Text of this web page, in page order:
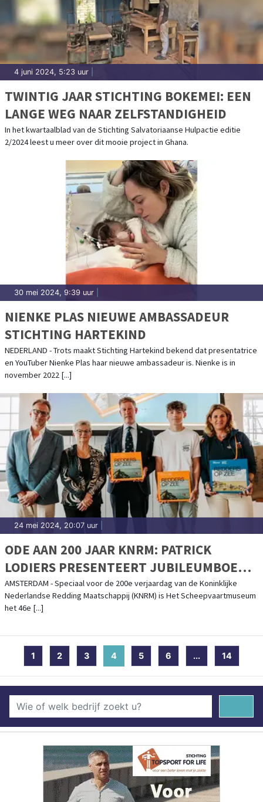
4 juni 2024, 5:23 uur
TWINTIG JAAR STICHTING BOKEMEI: EEN
LANGE WEG NAAR ZELFSTANDIGHEID
In het kwartaalblad van de Stichting Salvatoriaanse Hulpactie editie
2/2024 leest u meer over dit mooie project in Ghana.
30 mei 2024, 9:39 uur
NIENKE PLAS NIEUWE AMBASSADEUR
STICHTING HARTEKIND
NEDERLAND - Trots maakt Stichting Hartekind bekend dat presentatrice
en YouTuber Nienke Plas haar nieuwe ambassadeur is. Nienke is in
november 2022 [...]
24 mei 2024, 20:07 uur
ODE AAN 200 JAAR KNRM: PATRICK
LODIERS PRESENTEERT JUBILEUMBOEK
EN ONTHULT UNIEKE POSTNL POSTZEGEL
VANUIT HET SCHEEPVAARTMUSEUM
AMSTERDAM - Speciaal voor de 200e verjaardag van de Koninklijke
Nederlandse Redding Maatschappij (KNRM) is Het Scheepvaartmuseum
het 46e [...]
1 2 3 4 (current)
5 6 ... 14